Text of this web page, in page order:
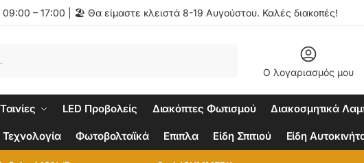
– 17:00 | 🏖️ Θα είμαστε κλειστά 8-19 Αυγούστου. Καλές διακοπές!
Ο λογαριασμός μου
LED Προβολείς Διακόπτες Φωτισμού Διακοσμητικά
Τεχνολογία Φωτοβολταϊκά Επιπλα Είδη Σπιτιού Είδη